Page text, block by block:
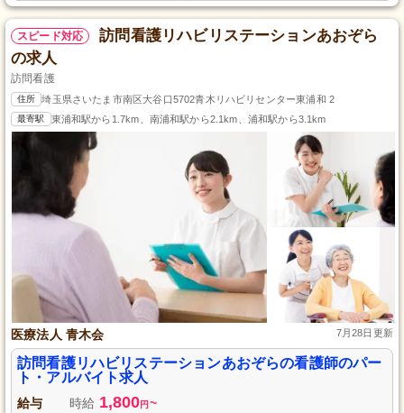
スピード対応
訪問看護リハビリステーションあおぞら
の求人
訪問看護
住所 埼玉県さいたま市南区大谷口5702青木リハビリセンター東浦和 2
最寄駅 東浦和駅から1.7km、南浦和駅から2.1km、浦和駅から3.1km
医療法人 青木会 7月28日更新
訪問看護リハビリステーションあおぞらの看護師のパー
ト・アルバイト求人
給与 時給 1,800円 ~